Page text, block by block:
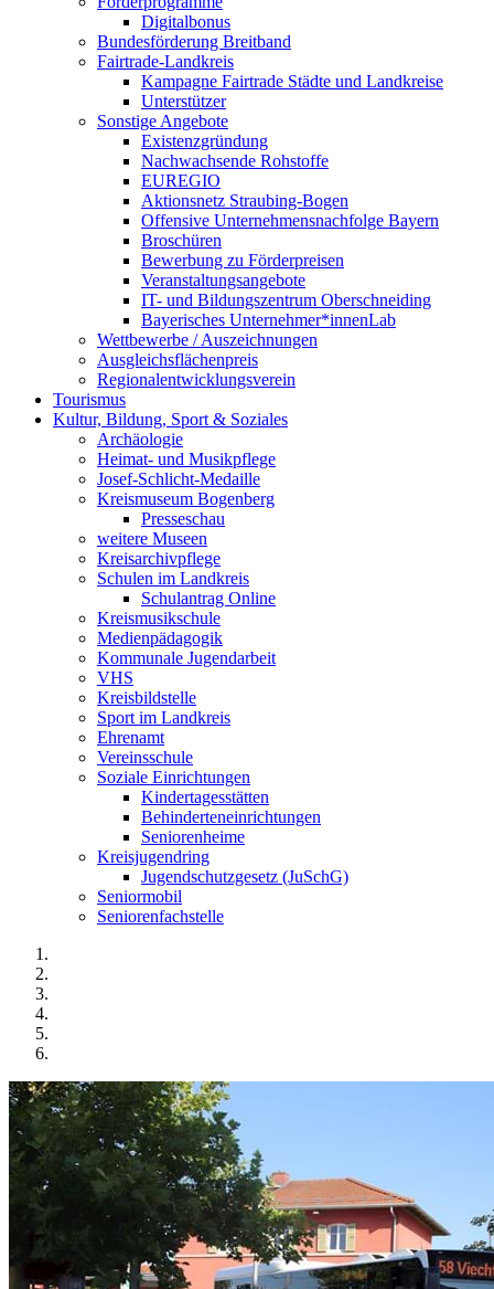
Digitalbonus
Bundesförderung Breitband
Fairtrade-Landkreis
Kampagne Fairtrade Städte und Landkreise
Unterstützer
Sonstige Angebote
Existenzgründung
Nachwachsende Rohstoffe
EUREGIO
Aktionsnetz Straubing-Bogen
Offensive Unternehmensnachfolge Bayern
Broschüren
Bewerbung zu Förderpreisen
Veranstaltungsangebote
IT- und Bildungszentrum Oberschneiding
Bayerisches Unternehmer*innenLab
Wettbewerbe / Auszeichnungen
Ausgleichsflächenpreis
Regionalentwicklungsverein
Tourismus
Kultur, Bildung, Sport & Soziales
Archäologie
Heimat- und Musikpflege
Josef-Schlicht-Medaille
Kreismuseum Bogenberg
Presseschau
weitere Museen
Kreisarchivpflege
Schulen im Landkreis
Schulantrag Online
Kreismusikschule
Medienpädagogik
Kommunale Jugendarbeit
VHS
Kreisbildstelle
Sport im Landkreis
Ehrenamt
Vereinsschule
Soziale Einrichtungen
Kindertagesstätten
Behinderteneinrichtungen
Seniorenheime
Kreisjugendring
Jugendschutzgesetz (JuSchG)
Seniormobil
Seniorenfachstelle